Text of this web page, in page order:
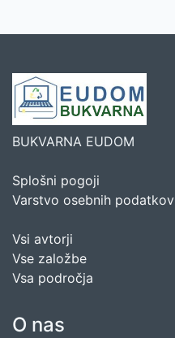
BUKVARNA EUDOM
Splošni pogoji
Varstvo osebnih podatkov
Vsi avtorji
Vse založbe
Vsa področja
O nas